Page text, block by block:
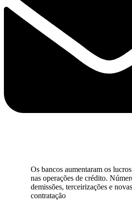
Os bancos aumentaram os
nas operações de crédito.
demissões, terceirizações e
contratação